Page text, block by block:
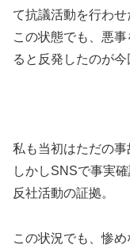
て抗議活動を行わせ
この状態でも、悪
ると反発したのが今
私も当初はただの事
しかしSNSで事実
反社活動の証拠。
この状況でも、惨